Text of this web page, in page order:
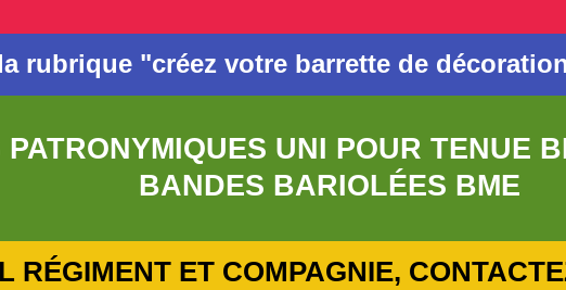
rubrique "créez votre barrette de
UNI POUR TENUE
BANDES BARIOLÉES BME
RÉGIMENT ET COMPAGNIE,